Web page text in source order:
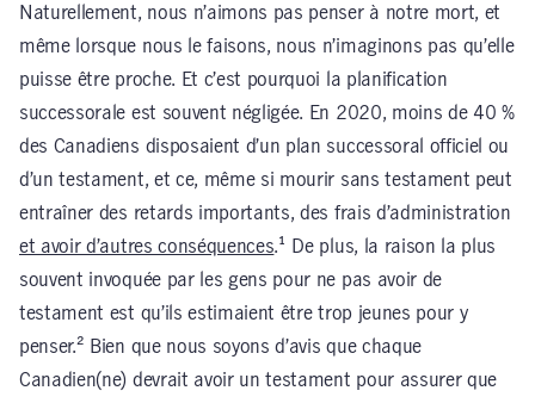
Naturellement, nous n’aimons pas penser à notre mort, et
même lorsque nous le faisons, nous n’imaginons pas qu’elle
puisse être proche. Et c’est pourquoi la planification
successorale est souvent négligée. En 2020, moins de 40 %
des Canadiens disposaient d’un plan successoral officiel ou
d’un testament, et ce, même si mourir sans testament peut
entraîner des retards importants, des frais d’administration
et avoir d’autres conséquences.¹ De plus, la raison la plus
souvent invoquée par les gens pour ne pas avoir de
testament est qu’ils estimaient être trop jeunes pour y
penser.² Bien que nous soyons d’avis que chaque
Canadien(ne) devrait avoir un testament pour assurer que